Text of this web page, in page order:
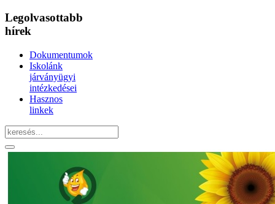
Legolvasottabb
hírek
Dokumentumok
Iskolánk
járványügyi
intézkedései
Hasznos
linkek